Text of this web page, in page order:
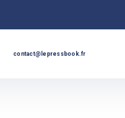
contact@lepressbook.fr